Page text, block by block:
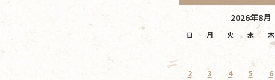
2026年8月
日 月 火 水 木
2 3 4 5 6